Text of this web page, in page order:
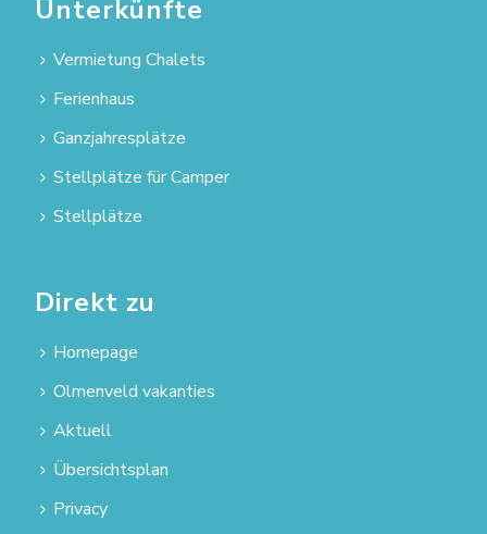
Unterkünfte
Vermietung Chalets
Ferienhaus
Ganzjahresplätze
Stellplätze für Camper
Stellplätze
Direkt zu
Homepage
Olmenveld vakanties
Aktuell
Übersichtsplan
Privacy